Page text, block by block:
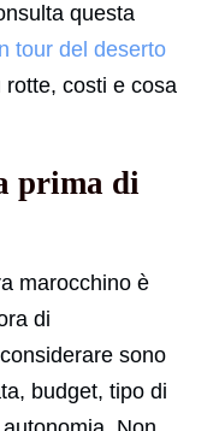
questa
tour del deserto
costi e cosa
prima di
marocchino è
di
sono
budget, tipo di